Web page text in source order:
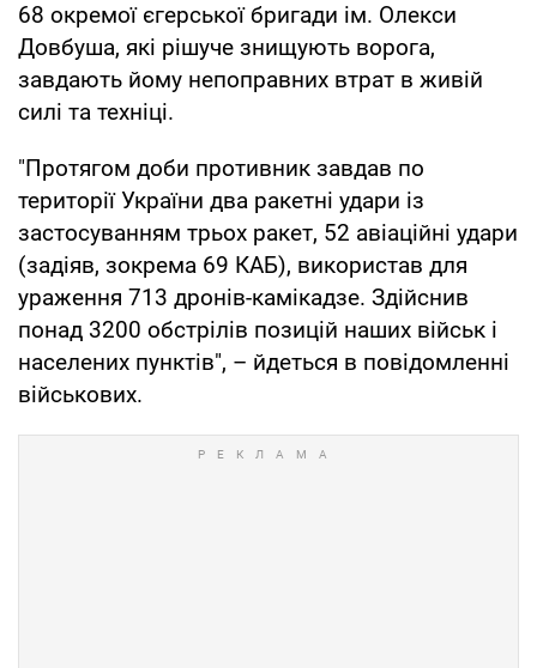
68 окремої єгерської бригади ім. Олекси
Довбуша, які рішуче знищують ворога,
завдають йому непоправних втрат в живій
силі та техніці.
"Протягом доби противник завдав по
території України два ракетні удари із
застосуванням трьох ракет, 52 авіаційні удари
(задіяв, зокрема 69 КАБ), використав для
ураження 713 дронів-камікадзе. Здійснив
понад 3200 обстрілів позицій наших військ і
населених пунктів", – йдеться в повідомленні
військових.